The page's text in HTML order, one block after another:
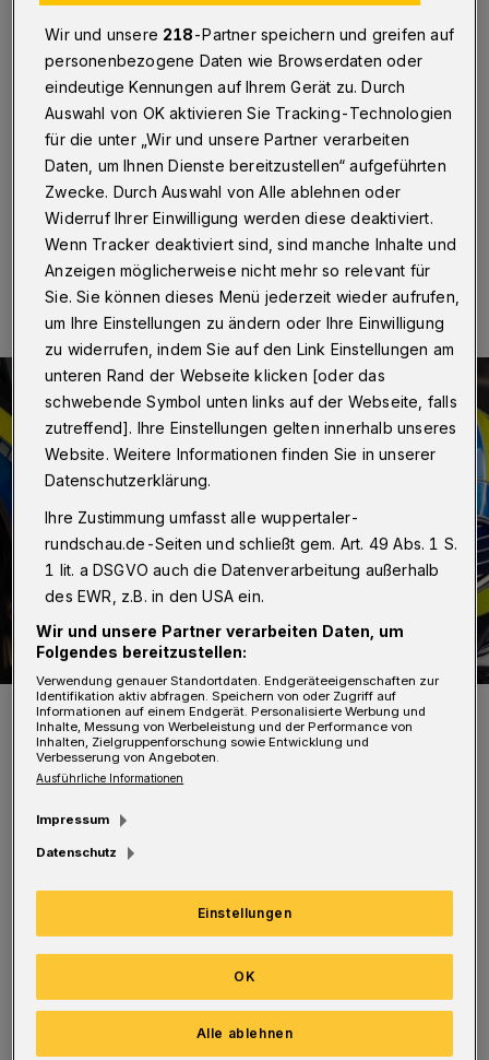
Wuppertal·In einem Mehrfamilienhaus an der
Elberfelder Markomannenstraße ist eine 62 Jahre alte
Frau am Samstagmorgen (18. November 2023)
schwer verletzt worden. Die Polizei hat einen 54-
Jährigen festgenommen. Ihm wird ein versuchtes
Tötungsdelikt vorgeworfen.
Eine Minute Lesezeit
Symbolbild.
Foto: Christoph Petersen
G
Streit zweier Personen in dem Haus
gemeldet. Als die Polizeikräfte eintrafen,
fanden sie die durch Stiche lebensgefährlich
verletzte 62-Jährige im Hausflur. Sie wurde
reanimiert und vom Rettungsdienst in ein
Wir und unsere 218-Partner speichern und greifen auf
personenbezogene Daten wie Browserdaten oder
eindeutige Kennungen auf Ihrem Gerät zu. Durch
Auswahl von OK aktivieren Sie Tracking-Technologien
für die unter „Wir und unsere Partner verarbeiten
Daten, um Ihnen Dienste bereitzustellen“ aufgeführten
Zwecke. Durch Auswahl von Alle ablehnen oder
Widerruf Ihrer Einwilligung werden diese deaktiviert.
Wenn Tracker deaktiviert sind, sind manche Inhalte und
Anzeigen möglicherweise nicht mehr so relevant für
Sie. Sie können dieses Menü jederzeit wieder aufrufen,
um Ihre Einstellungen zu ändern oder Ihre Einwilligung
zu widerrufen, indem Sie auf den Link Einstellungen am
unteren Rand der Webseite klicken [oder das
schwebende Symbol unten links auf der Webseite, falls
zutreffend]. Ihre Einstellungen gelten innerhalb unseres
Website. Weitere Informationen finden Sie in unserer
Datenschutzerklärung.
Ihre Zustimmung umfasst alle wuppertaler-
rundschau.de-Seiten und schließt gem. Art. 49 Abs. 1 S.
1 lit. a DSGVO auch die Datenverarbeitung außerhalb
des EWR, z.B. in den USA ein.
Wir und unsere Partner verarbeiten Daten, um
Folgendes bereitzustellen:
Verwendung genauer Standortdaten. Endgeräteeigenschaften zur
Identifikation aktiv abfragen. Speichern von oder Zugriff auf
Informationen auf einem Endgerät. Personalisierte Werbung und
Inhalte, Messung von Werbeleistung und der Performance von
Inhalten, Zielgruppenforschung sowie Entwicklung und
Verbesserung von Angeboten.
Ausführliche Informationen
Impressum
Datenschutz
Einstellungen
Alle ablehnen
OK